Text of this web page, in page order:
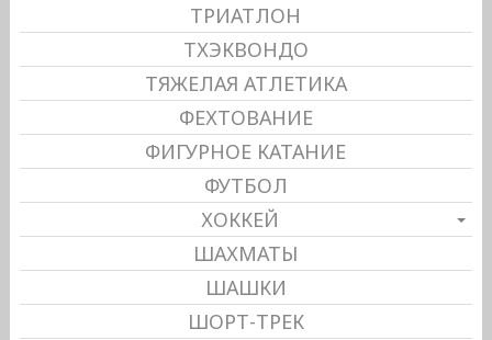
ТРИАТЛОН
ТХЭКВОНДО
ТЯЖЕЛАЯ АТЛЕТИКА
ФЕХТОВАНИЕ
ФИГУРНОЕ КАТАНИЕ
ФУТБОЛ
ХОККЕЙ
ШАХМАТЫ
ШАШКИ
ШОРТ-ТРЕК